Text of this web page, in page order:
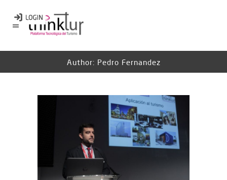
Author: Pedro Fernandez